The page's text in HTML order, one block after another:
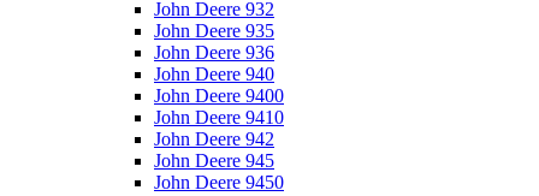
John Deere 932
John Deere 935
John Deere 936
John Deere 940
John Deere 9400
John Deere 9410
John Deere 942
John Deere 945
John Deere 9450